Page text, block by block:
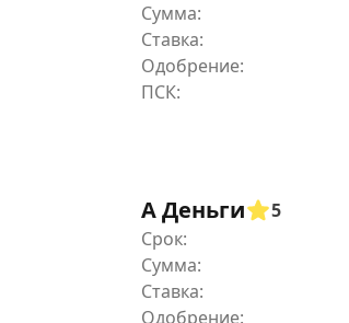
Сумма:
Ставка:
Одобрение:
А Деньги
5
Срок:
Сумма:
Ставка:
Одобрение: